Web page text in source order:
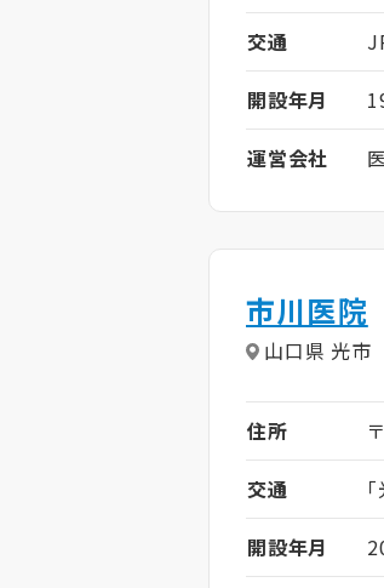
交通
開設年月
運営会社
市川医院
山口県 光市
住所
交通
開設年月